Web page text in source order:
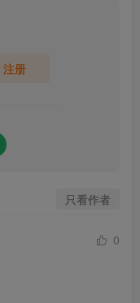
注册
只看作者
0